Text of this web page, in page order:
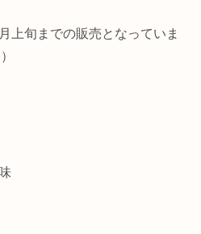
上旬までの販売となっていま